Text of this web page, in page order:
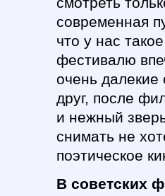
современная
что у нас
фестивалю
очень далекие
друг, после
и нежный
снимать не
поэтическое
В советских